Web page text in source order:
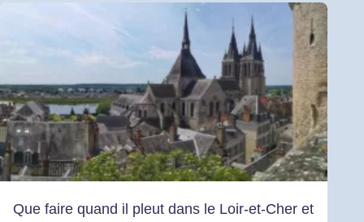
Que faire quand il pleut dans le Loir-et-Cher et